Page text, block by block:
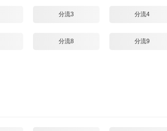
分流3 分流4
分流8 分流9